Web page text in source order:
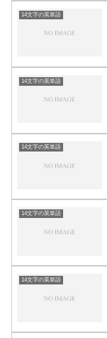
14文字の英単語
14文字の英単語
14文字の英単語
14文字の英単語
14文字の英単語